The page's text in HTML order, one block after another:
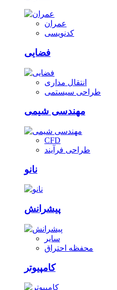
عمران
کدنویسی
فضایی
انتقال مداری
طراحی سیستمی
مهندسی شیمی
CFD
طراحی فرآیند
نانو
پیشرانش
سایر
محفظه احتراق
کامپیوتر